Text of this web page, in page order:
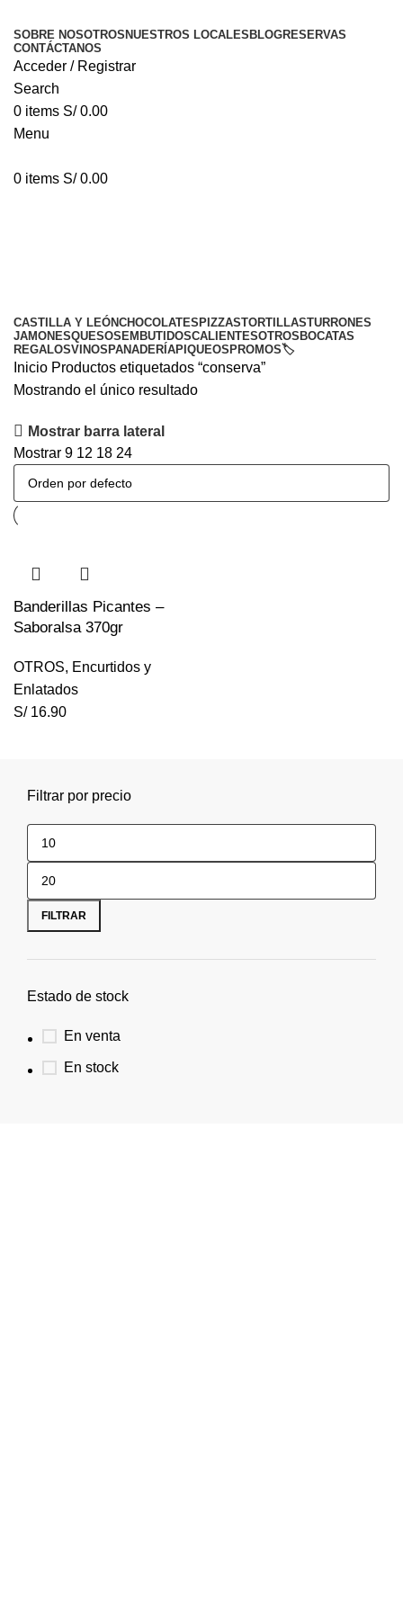
SOBRE NOSOTROS NUESTROS LOCALES BLOGRESERVAS
CONTÁCTANOS
Acceder / Registrar
Search
0 items S/0.00
Menu
0 items S/0.00
CASTILLA Y LEÓNCHOCOLATES PIZZASTORTILLASTURRONES
JAMONESQUESOS EMBUTIDOSCALIENTESOTROS BOCATAS
REGALOSVINOS PANADERÍAPIQUEOS PROMOS🏷️
Filtrar por precio
FILTRAR
Estado de stock
En venta
En stock
Inicio Productos etiquetados “conserva”
Mostrando el único resultado
Mostrar barra lateral
Mostrar 9 12 18 24
Banderillas Picantes –
Saboralsa 370gr
OTROS, Encurtidos y
Enlatados
S/16.90